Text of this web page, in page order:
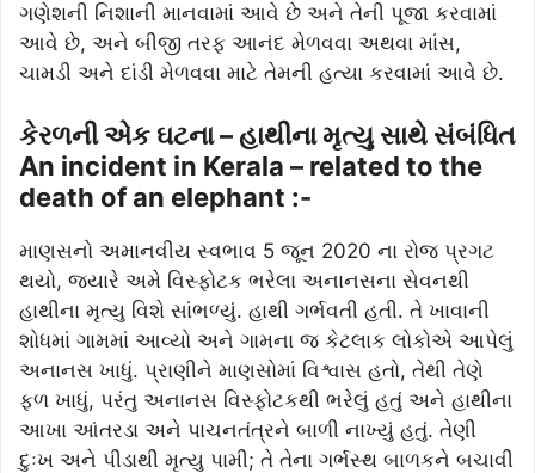
ગણેશની નિશાની માનવામાં આવે છે અને તેની પૂજા કરવામાં
આવે છે, અને બીજી તરફ આનંદ મેળવવા અથવા માંસ,
ચામડી અને દાંડી મેળવવા માટે તેમની હત્યા કરવામાં આવે છે.
કેરળની એક ઘટના – હાથીના મૃત્યુ સાથે સંબંધિત
An incident in Kerala – related to the
death of an elephant :-
માણસનો અમાનવીય સ્વભાવ 5 જૂન 2020 ના રોજ પ્રગટ
થયો, જ્યારે અમે વિસ્ફોટક ભરેલા અનાનસના સેવનથી
હાથીના મૃત્યુ વિશે સાંભળ્યું. હાથી ગર્ભવતી હતી. તે ખાવાની
શોધમાં ગામમાં આવ્યો અને ગામના જ કેટલાક લોકોએ આપેલું
અનાનસ ખાધું. પ્રાણીને માણસોમાં વિશ્વાસ હતો, તેથી તેણે
ફળ ખાધું, પરંતુ અનાનસ વિસ્ફોટકથી ભરેલું હતું અને હાથીના
આખા આંતરડા અને પાચનતંત્રને બાળી નાખ્યું હતું. તેણી
દુઃખ અને પીડાથી મૃત્યુ પામી; તે તેના ગર્ભસ્થ બાળકને બચાવી